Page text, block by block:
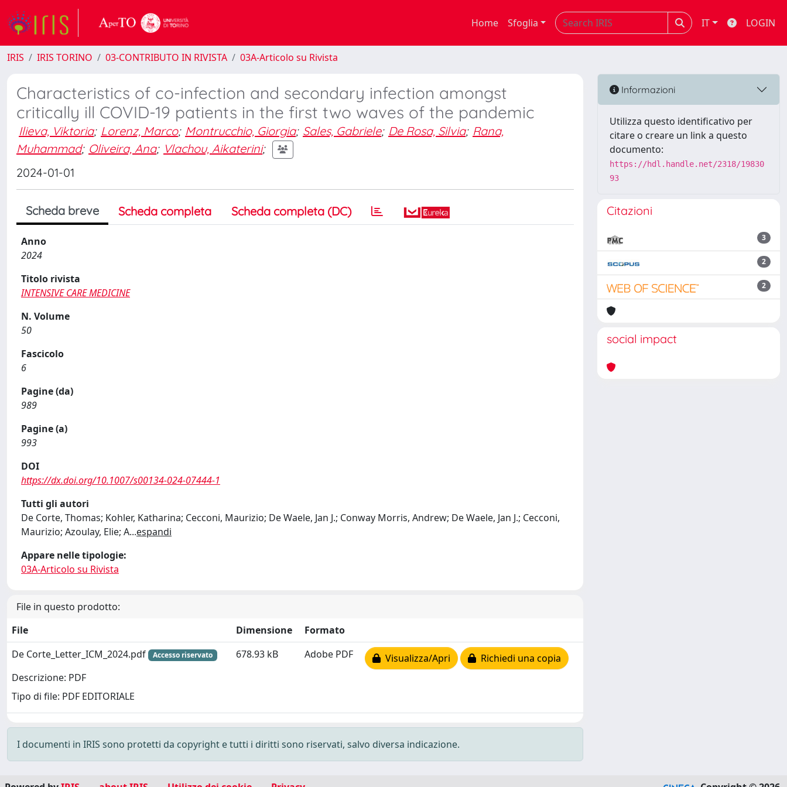
Home Sfoglia IT LOGIN
IRIS IRIS TORINO 03-CONTRIBUTO IN RIVISTA 03A-Articolo su Rivista
Characteristics of co-infection and secondary infection amongst
critically ill COVID-19 patients in the first two waves of the pandemic
Ilieva, Viktoria; Lorenz, Marco; Montrucchio, Giorgia; Sales, Gabriele; De Rosa, Silvia; Rana,
Muhammad; Oliveira, Ana; Vlachou, Aikaterini;
2024-01-01
Scheda breve Scheda completa Scheda completa (DC)
Anno
2024
Titolo rivista
INTENSIVE CARE MEDICINE
N. Volume
50
Fascicolo
6
Pagine (da)
989
Pagine (a)
993
DOI
https://dx.doi.org/10.1007/s00134-024-07444-1
Tutti gli autori
De Corte, Thomas; Kohler, Katharina; Cecconi, Maurizio; De Waele, Jan J.; Conway Morris, Andrew; De Waele, Jan J.; Cecconi,
Maurizio; Azoulay, Elie; A...espandi
Appare nelle tipologie:
03A-Articolo su Rivista
File in questo prodotto:
File
Dimensione
Formato
De Corte_Letter_ICM_2024.pdf
Accesso riservato
Descrizione: PDF
Tipo di file: PDF EDITORIALE
678.93 kB Adobe PDF Visualizza/Apri Richiedi una copia
I documenti in IRIS sono protetti da copyright e tutti i diritti sono riservati, salvo diversa indicazione.
Informazioni
Utilizza questo identificativo per
citare o creare un link a questo
documento:
https://hdl.handle.net/2318/19830
93
Citazioni
3
2
2
social impact